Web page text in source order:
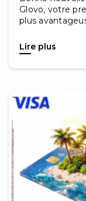
Glovo, votre
plus
Lire plus